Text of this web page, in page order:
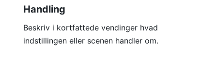
Handling
Beskriv i kortfattede vendinger hvad
indstillingen eller scenen handler om.